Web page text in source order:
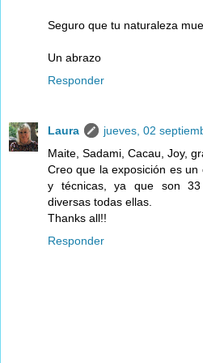
Seguro que tu naturaleza
Un abrazo
Responder
Laura
jueves, 02
Maite, Sadami, Cacau, Joy,
Creo que la exposición es
y técnicas, ya que son
diversas todas ellas.
Thanks all!!
Responder